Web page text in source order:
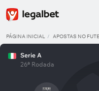
PÁGINA INICIAL APOSTAS NO
Serie A
26ª Rodada